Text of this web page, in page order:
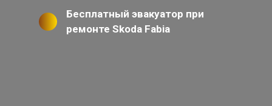
Бесплатный эвакуатор при
ремонте Skoda Fabia